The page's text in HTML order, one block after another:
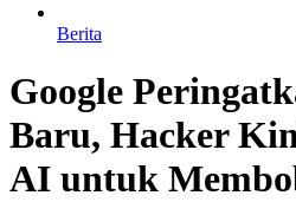
Berita
Google
Baru, Hacker
AI untuk